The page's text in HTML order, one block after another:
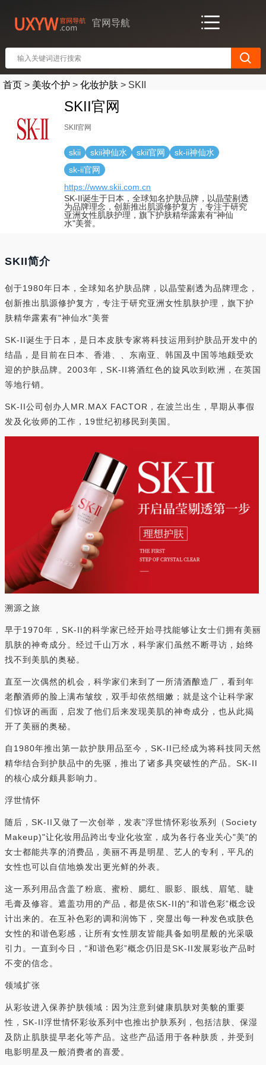
官网导航
首页 > 美妆个护 > 化妆护肤 > SKII
SKII官网
SKII官网
skii skii神仙水 skii官网
sk-ii神仙水
sk-ii官网
https://www.skii.com.cn
SK-II诞生于日本，全球知名护肤品牌，以晶莹剔透
为品牌理念，创新推出肌源修护复方，专注于研究
亚洲女性肌肤护理，旗下护肤精华露素有"神仙
水"美誉。
SKII简介
创于1980年日本，全球知名护肤品牌，以晶莹剔透为品牌理念，
创新推出肌源修护复方，专注于研究亚洲女性肌肤护理，旗下护
肤精华露素有"神仙水"美誉
SK-II诞生于日本，是日本皮肤专家将科技运用到护肤品开发中的
结晶，是目前在日本、香港、、东南亚、韩国及中国等地颇受欢
迎的护肤品牌。2003年，SK-II将酒红色的旋风吹到欧洲，在英国
等地行销。
SK-II公司创办人MR.MAX FACTOR，在波兰出生，早期从事假
发及化妆师的工作，19世纪初移民到美国。
溯源之旅
早于1970年，SK-II的科学家已经开始寻找能够让女士们拥有美丽
肌肤的神奇成分。经过千山万水，科学家们虽然不断寻访，始终
找不到美肌的奥秘。
直至一次偶然的机会，科学家们来到了一所清酒酿造厂，看到年
老酿酒师的脸上满布皱纹，双手却依然细嫩；就是这个让科学家
们惊讶的画面，启发了他们后来发现美肌的神奇成分，也从此揭
开了美丽的奥秘。
自1980年推出第一款护肤用品至今，SK-II已经成为将科技同天然
精华结合到护肤品中的先驱，推出了诸多具突破性的产品。SK-II
的核心成分颇具影响力。
浮世情怀
随后，SK-II又做了一次创举，发表"浮世情怀彩妆系列（Society
Makeup)"让化妆用品跨出专业化妆室，成为各行各业关心"美"的
女士都能共享的消费品，美丽不再是明星、艺人的专利，平凡的
女性也可以自信地焕发出更光鲜的外表。
这一系列用品含盖了粉底、蜜粉、腮红、眼影、眼线、眉笔、睫
毛膏及修容。遮盖功用的产品，都是依SK-II的“和谐色彩”概念设
计出来的。在互补色彩的调和润饰下，突显出每一种发色或肤色
女性的和谐色彩感，让所有女性朋友皆能具备如明星般的光采吸
引力。一直到今日，“和谐色彩”概念仍旧是SK-II发展彩妆产品时
不变的信念。
领域扩张
从彩妆进入保养护肤领域：因为注意到健康肌肤对美貌的重要
性，SK-II浮世情怀彩妆系列中也推出护肤系列，包括洁肤、保湿
及防止肌肤提早老化等产品。这些产品适用于各种肤质，并受到
电影明星及一般消费者的喜爱。